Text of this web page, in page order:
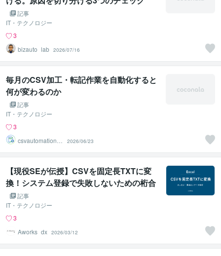
記事
IT・テクノロジー
3
bizauto_lab 2026/07/16
毎月のCSV加工・転記作業を自動化すると
何が変わるのか
記事
IT・テクノロジー
3
csvautomationw
2026/06/23
【現役SEが伝授】CSVを固定長TXTに変
換！システム登録で失敗しないための桁合
わせ術
記事
IT・テクノロジー
3
Aworks_dx 2026/03/12